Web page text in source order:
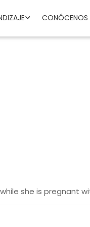
CONÓCENOS
she is pregnant